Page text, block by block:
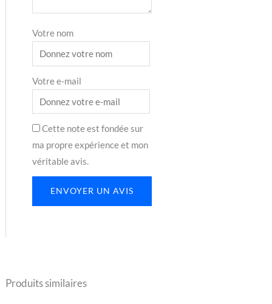
Votre nom
Votre e-mail
Cette note est fondée sur
ma propre expérience et mon
véritable avis.
ENVOYER UN AVIS
Produits similaires